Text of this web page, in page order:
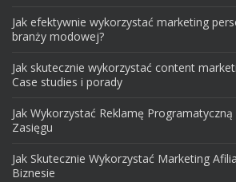
Jak efektywnie wykorzystać marketing
branży modowej?
Jak skutecznie wykorzystać content
Case studies i porady
Jak Wykorzystać Reklamę
Zasięgu
Jak Skutecznie Wykorzystać Marketing
Biznesie